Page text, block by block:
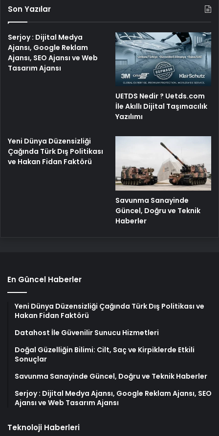
Son Yazılar
Serjoy : Dijital Medya
Ajansı, Google Reklam
Ajansı, SEO Ajansı ve Web
Tasarım Ajansı
UETDS Nedir ? Uetds.com
İle Akıllı Dijital Taşımacılık
Yazılımı
Yeni Dünya Düzensizliği
Çağında Türk Dış Politikası
ve Hakan Fidan Faktörü
Savunma Sanayinde
Güncel, Doğru ve Teknik
Haberler
En Güncel Haberler
Yeni Dünya Düzensizliği Çağında Türk Dış Politikası ve
Hakan Fidan Faktörü
Datahost İle Güvenilir Sunucu Hizmetleri
Doğal Güzelliğin Bilimi: Cilt, Saç ve Kirpiklerde Etkili
Sonuçlar
Savunma Sanayinde Güncel, Doğru ve Teknik Haberler
Serjoy : Dijital Medya Ajansı, Google Reklam Ajansı, SEO
Ajansı ve Web Tasarım Ajansı
Teknoloji Haberleri